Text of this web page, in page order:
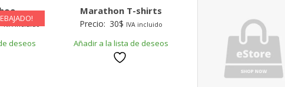
Current
price
IVA incluido
deseos
Marathon T-shirts
Precio: 30$ IVA incluido
Añadir a la lista de deseos